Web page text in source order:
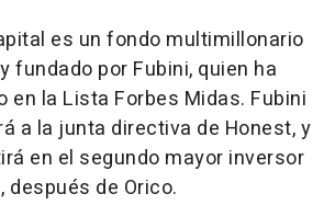
es un fondo multimillonario
fundado por Fubini, quien ha
en la Lista Forbes Midas. Fubini
a la junta directiva de Honest, y
en el segundo mayor inversor
después de Orico.